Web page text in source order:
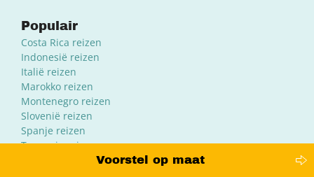
Voorstel op maat
Populair
Costa Rica reizen
Indonesië reizen
Italië reizen
Marokko reizen
Montenegro reizen
Slovenië reizen
Spanje reizen
Tanzania reizen
Beste reistijd per maand